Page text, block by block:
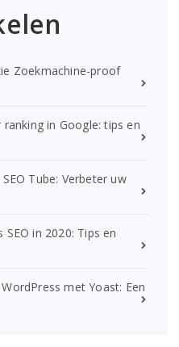
Zoekmachine-proof
in Google: tips en
Tube: Verbeter uw
in 2020: Tips en
met Yoast: Een